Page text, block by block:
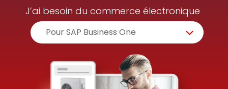
J’ai besoin du commerce électronique
Pour SAP Business One